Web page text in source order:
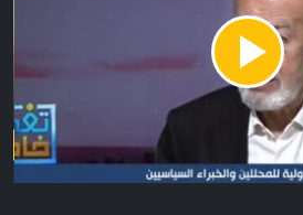
Play
Video